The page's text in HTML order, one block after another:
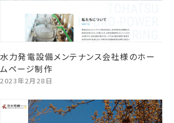
水力発電設備メンテナンス会社様のホー
ムページ制作
2023年2月28日